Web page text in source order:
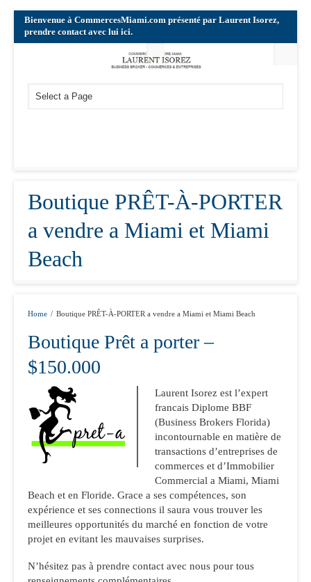
Bienvenue à CommercesMiami.com présenté par Laurent Isorez,
prendre contact avec lui ici.
Boutique PRÊT-À-PORTER
a vendre a Miami et Miami
Beach
Home / Boutique PRÊT-À-PORTER a vendre a Miami et Miami Beach
Boutique Prêt a porter –
$150.000
Laurent Isorez est l’expert
francais Diplome BBF
(Business Brokers Florida)
incontournable en matière de
transactions d’entreprises de
commerces et d’Immobilier
Commercial a Miami, Miami
Beach et en Floride. Grace a ses compétences, son
expérience et ses connections il saura vous trouver les
meilleures opportunités du marché en fonction de votre
projet en evitant les mauvaises surprises.
N’hésitez pas à prendre contact avec nous pour tous